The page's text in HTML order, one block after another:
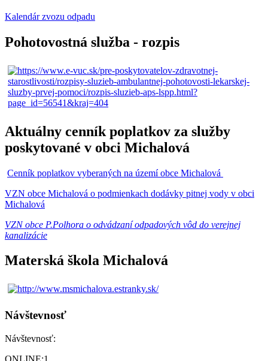
Kalendár zvozu odpadu
Pohotovostná služba - rozpis
Aktuálny cenník poplatkov za služby
poskytované v obci Michalová
Cenník poplatkov vyberaných na území obce Michalová
VZN obce Michalová o podmienkach dodávky pitnej vody v obci
Michalová
VZN obce P.Polhora o odvádzaní odpadových vôd do verejnej
kanalizácie
Materská škola Michalová
Návštevnosť
Návštevnosť:
ONLINE:1